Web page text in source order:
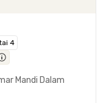
4
Mandi Dalam